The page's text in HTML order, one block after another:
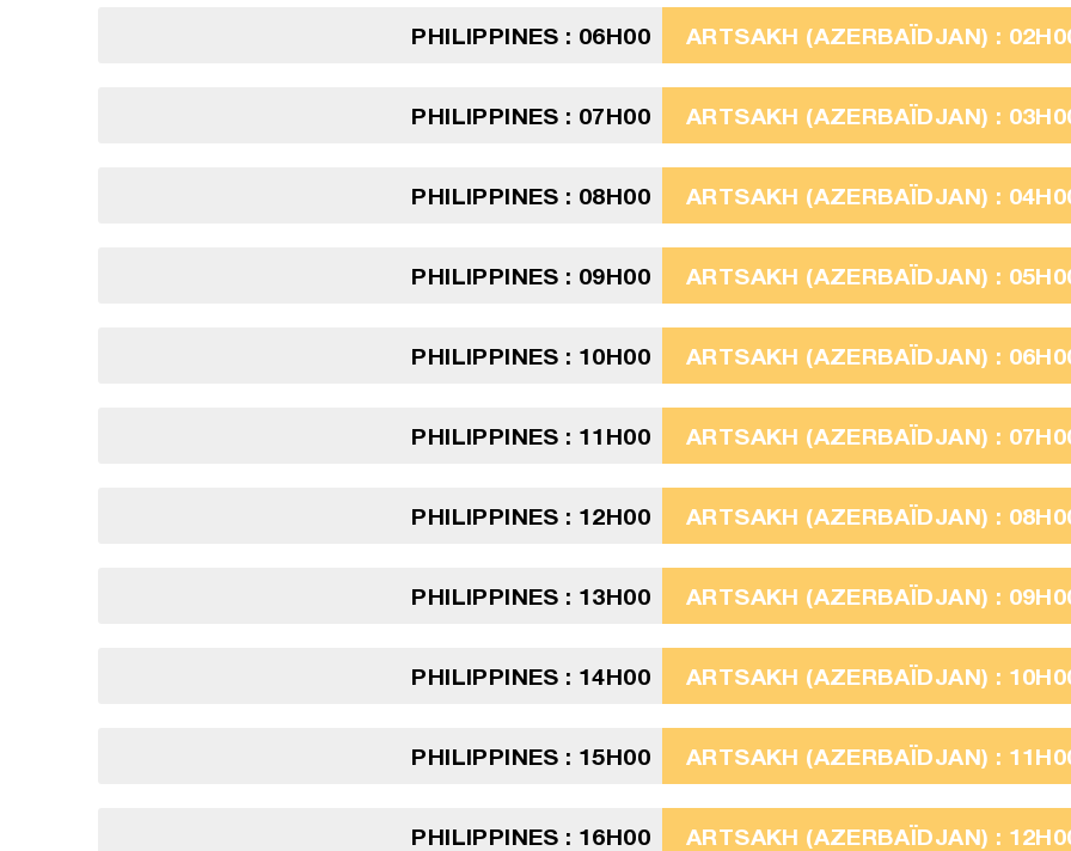
PHILIPPINES : 06H00 ARTSAKH (AZERBAÏDJAN) :
PHILIPPINES : 07H00 ARTSAKH (AZERBAÏDJAN) :
PHILIPPINES : 08H00 ARTSAKH (AZERBAÏDJAN) :
PHILIPPINES : 09H00 ARTSAKH (AZERBAÏDJAN) :
PHILIPPINES : 10H00 ARTSAKH (AZERBAÏDJAN) :
PHILIPPINES : 11H00 ARTSAKH (AZERBAÏDJAN) :
PHILIPPINES : 12H00 ARTSAKH (AZERBAÏDJAN) :
PHILIPPINES : 13H00 ARTSAKH (AZERBAÏDJAN) :
PHILIPPINES : 14H00 ARTSAKH (AZERBAÏDJAN) :
PHILIPPINES : 15H00 ARTSAKH (AZERBAÏDJAN) :
PHILIPPINES : 16H00 ARTSAKH (AZERBAÏDJAN) :